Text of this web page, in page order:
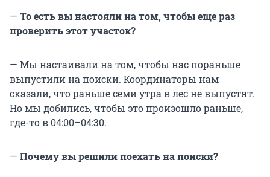
— То есть вы настояли на том, чтобы еще раз
проверить этот участок?
— Мы настаивали на том, чтобы нас пораньше
выпустили на поиски. Координаторы нам
сказали, что раньше семи утра в лес не выпустят.
Но мы добились, чтобы это произошло раньше,
где-то в 04:00–04:30.
— Почему вы решили поехать на поиски?